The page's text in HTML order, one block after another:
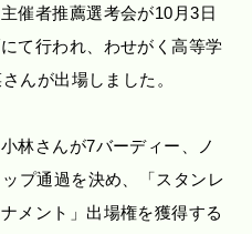
催者推薦選考会が10月3日
て行われ、わせがく高等学
んが出場しました。
林さんが7バーディー、ノ
プ通過を決め、「スタンレ
メント」出場権を獲得する